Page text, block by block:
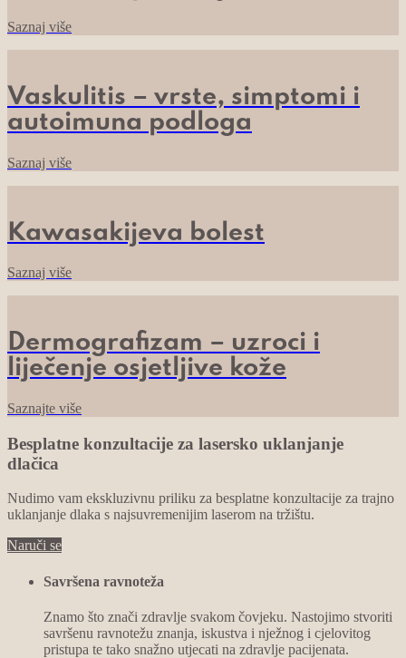
Saznaj više
Vaskulitis – vrste, simptomi i
autoimuna podloga
Saznaj više
Kawasakijeva bolest
Saznaj više
Dermografizam – uzroci i
liječenje osjetljive kože
Saznajte više
Besplatne konzultacije za lasersko uklanjanje
dlačica
Nudimo vam ekskluzivnu priliku za besplatne konzultacije za trajno
uklanjanje dlaka s najsuvremenijim laserom na tržištu.
Naruči se
Savršena ravnoteža
Znamo što znači zdravlje svakom čovjeku. Nastojimo stvoriti
savršenu ravnotežu znanja, iskustva i nježnog i cjelovitog
pristupa te tako snažno utjecati na zdravlje pacijenata.